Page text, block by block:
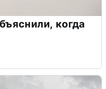
когда